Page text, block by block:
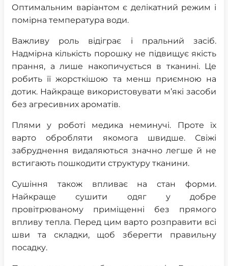
Оптимальним варіантом є делікатний режим і
помірна температура води.
Важливу роль відіграє і пральний засіб.
Надмірна кількість порошку не підвищує якість
прання, а лише накопичується в тканині. Це
робить її жорсткішою та менш приємною на
дотик. Найкраще використовувати м’які засоби
без агресивних ароматів.
Плями у роботі медика неминучі. Проте їх
варто обробляти якомога швидше. Свіжі
забруднення видаляються значно легше й не
встигають пошкодити структуру тканини.
Сушіння також впливає на стан форми.
Найкраще сушити одяг у добре
провітрюваному приміщенні без прямого
впливу тепла. Перед цим варто розправити всі
шви та складки, щоб зберегти правильну
посадку.